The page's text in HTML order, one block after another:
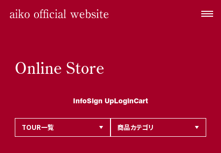
Online Store
InfoSign UpLoginCart